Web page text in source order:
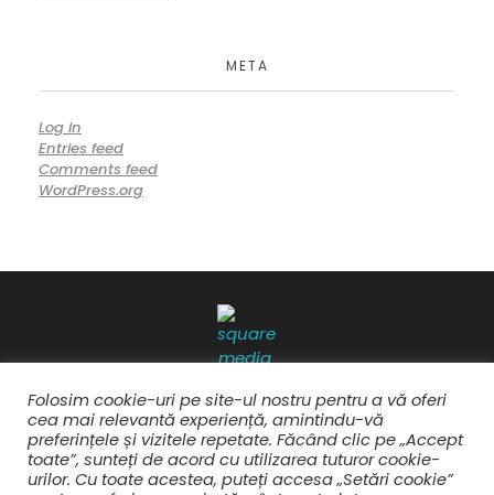
META
Log in
Entries feed
Comments feed
WordPress.org
Square Media Design by Andreea Rotaru
Design, arhitectură si evenimente
Folosim cookie-uri pe site-ul nostru pentru a vă oferi
cea mai relevantă experiență, amintindu-vă
preferințele și vizitele repetate. Făcând clic pe „Accept
toate”, sunteți de acord cu utilizarea tuturor cookie-
urilor. Cu toate acestea, puteți accesa „Setări cookie”